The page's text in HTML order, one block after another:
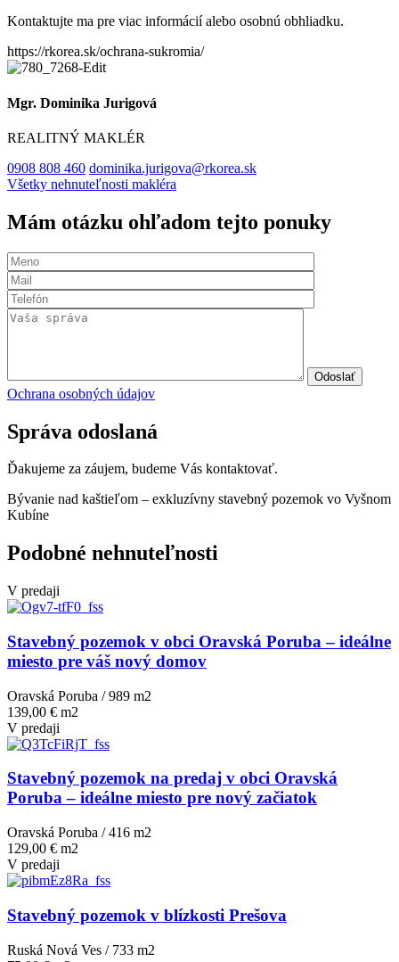
Kontaktujte ma pre viac informácií alebo osobnú obhliadku.
https://rkorea.sk/ochrana-sukromia/
Mgr. Dominika Jurigová
REALITNÝ MAKLÉR
0908 808 460 dominika.jurigova@rkorea.sk
Všetky nehnuteľnosti makléra
Mám otázku ohľadom tejto ponuky
Odoslať
Ochrana osobných údajov
Správa odoslaná
Ďakujeme za záujem, budeme Vás kontaktovať.
Bývanie nad kaštieľom – exkluzívny stavebný pozemok vo Vyšnom
Kubíne
Podobné nehnuteľnosti
V predaji
Stavebný pozemok v obci Oravská Poruba – ideálne
miesto pre váš nový domov
Oravská Poruba / 989 m2
139,00 € m2
V predaji
Stavebný pozemok na predaj v obci Oravská
Poruba – ideálne miesto pre nový začiatok
Oravská Poruba / 416 m2
129,00 € m2
V predaji
Stavebný pozemok v blízkosti Prešova
Ruská Nová Ves / 733 m2